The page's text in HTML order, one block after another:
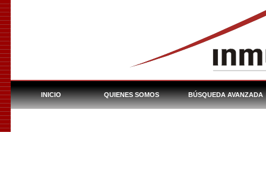
INICIO QUIENES SOMOS BÚSQUEDA AVANZADA